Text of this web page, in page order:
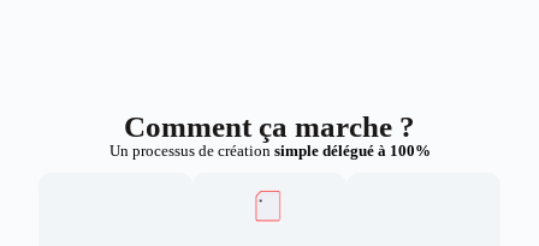
Comment ça marche ?
Un processus de création simple délégué à 100%